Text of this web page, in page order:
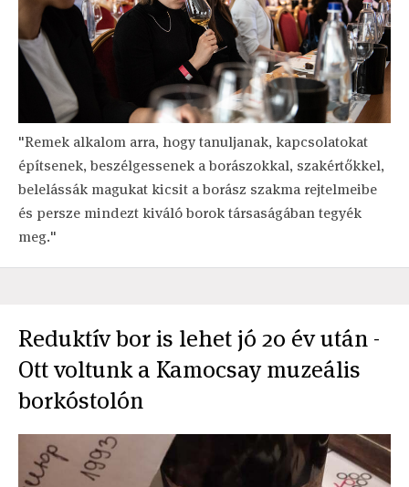
"Remek alkalom arra, hogy tanuljanak, kapcsolatokat
építsenek, beszélgessenek a borászokkal, szakértőkkel,
belelássák magukat kicsit a borász szakma rejtelmeibe
és persze mindezt kiváló borok társaságában tegyék
meg."
Reduktív bor is lehet jó 20 év után -
Ott voltunk a Kamocsay muzeális
borkóstolón